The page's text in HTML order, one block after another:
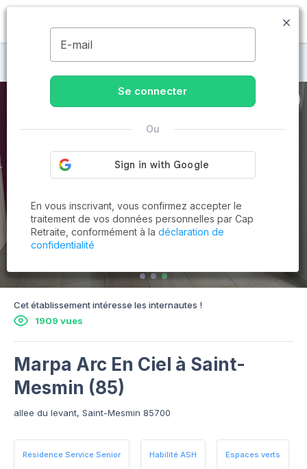
MENU
Maisons de retraite à Saint-Mesmin
Cet établissement intéresse les internautes !
1909 vues
Marpa Arc En Ciel à Saint-
Mesmin (85)
allee du levant, Saint-Mesmin 85700
Résidence Service Senior Habilité ASH Espaces verts
E-mail
Se connecter
Ou
En vous inscrivant, vous confirmez accepter le
traitement de vos données personnelles par Cap
Retraite, conformément à la déclaration de
confidentialité